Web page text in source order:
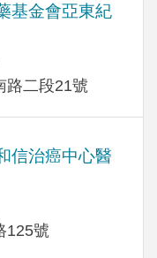
基金會亞東紀
路二段21號
信治癌中心醫
125號